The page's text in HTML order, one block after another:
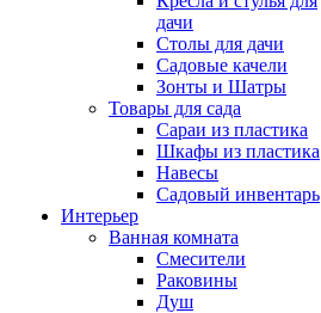
дачи
Столы для дачи
Садовые качели
Зонты и Шатры
Товары для сада
Сараи из пластика
Шкафы из пластика
Навесы
Садовый инвентарь
Интерьер
Ванная комната
Смесители
Раковины
Душ